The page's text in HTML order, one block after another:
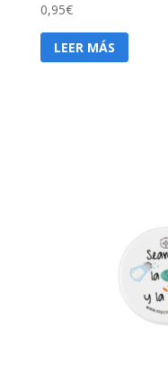
0,95€
LEER MÁS